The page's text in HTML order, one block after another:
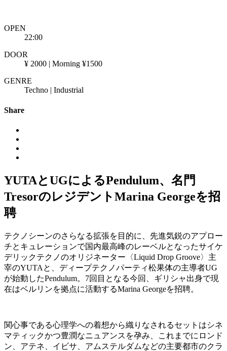
OPEN
22:00
DOOR
¥ 2000 | Morning ¥1500
GENRE
Techno | Industrial
Share
YUTAとUGによるPendulum、名門
TresorのレジデントMarina Georgeを招
聘
テクノシーンのさらなる拡張を目的に、先進気鋭のアプロー
チとキュレーションで国内最高峰のレーベルとなったサイケ
デリックテクノのオリジネーター〈Liquid Drop Groove〉主
宰のYUTAと、ディープテクノパーティ松果体の主導者UG
が始動したPendulum。7回目となる今回、ギリシャ出身で現
在はベルリンを拠点に活動するMarina Georgeを招聘。
関心事である心理学への着想から織りなされるセットはシネ
マティックかつ豊潤なニュアンスを孕み、これまでにロンド
ン、アテネ、イビサ、アムステルダムなどの主要都市のクラ